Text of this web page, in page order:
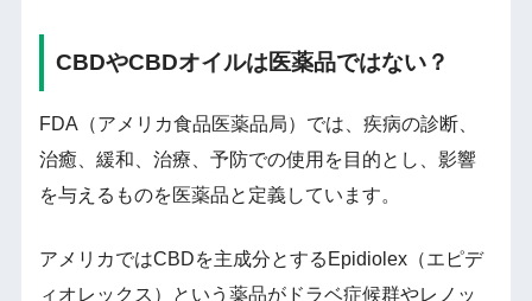
CBDやCBDオイルは医薬品ではない？
FDA（アメリカ食品医薬品局）では、疾病の診断、
治癒、緩和、治療、予防での使用を目的とし、影響
を与えるものを医薬品と定義しています。
アメリカではCBDを主成分とするEpidiolex（エピデ
ィオレックス）という薬品がドラベ症候群やレノッ